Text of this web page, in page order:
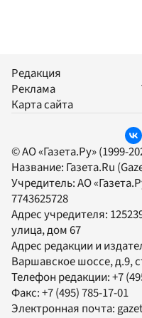
Редакция
Реклама
Карта сайта
© АО «Газета.Ру» (1999-
Название: Газета.Ru
Учредитель:АО
7743625728
Адрес учредителя:
улица, дом 67
Адрес редакции и
Варшавское шоссе, д.9,
Телефон редакции:+7
Факс:+7 (495) 785-17-01
Электронная почта: